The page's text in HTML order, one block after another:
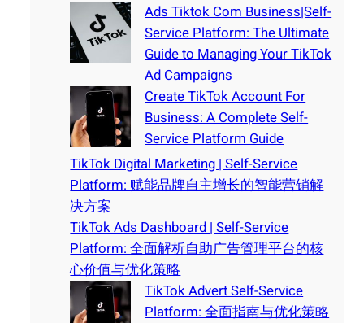
Ads Tiktok Com Business|Self-
Service Platform: The Ultimate
Guide to Managing Your TikTok
Ad Campaigns
Create TikTok Account For
Business: A Complete Self-
Service Platform Guide
TikTok Digital Marketing | Self-Service
Platform: 赋能品牌自主增长的智能营销解
决方案
TikTok Ads Dashboard | Self-Service
Platform: 全面解析自助广告管理平台的核
心价值与优化策略
TikTok Advert Self-Service
Platform: 全面指南与优化策略